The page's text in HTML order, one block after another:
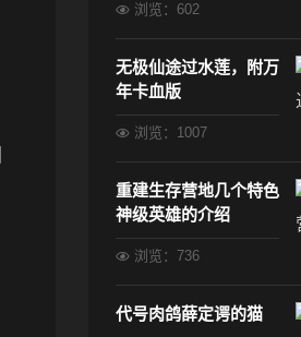
浏览：602
无极仙途过水莲，附万
年卡血版
浏览：1007
重建生存营地几个特色
神级英雄的介绍
浏览：736
代号肉鸽薛定谔的猫